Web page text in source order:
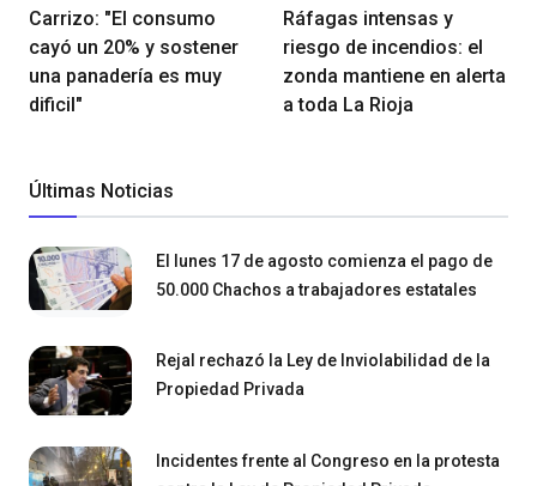
Carrizo: "El consumo
cayó un 20% y sostener
una panadería es muy
dificil"
Ráfagas intensas y
riesgo de incendios: el
zonda mantiene en alerta
a toda La Rioja
Últimas Noticias
El lunes 17 de agosto comienza el pago de
50.000 Chachos a trabajadores estatales
Rejal rechazó la Ley de Inviolabilidad de la
Propiedad Privada
Incidentes frente al Congreso en la protesta